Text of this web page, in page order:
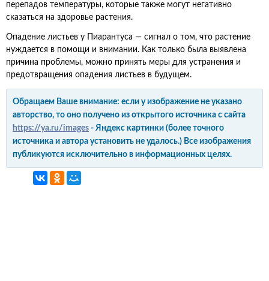
перепадов температуры, которые также могут негативно
сказаться на здоровье растения.
Опадение листьев у Пиарантуса — сигнал о том, что растение
нуждается в помощи и внимании. Как только была выявлена
причина проблемы, можно принять меры для устранения и
предотвращения опадения листьев в будущем.
Обращаем Ваше внимание: если у изображение не указано
авторство, то оно получено из открытого источника с сайта
https://ya.ru/images - Яндекс картинки (более точного
источника и автора установить не удалось.) Все изображения
публикуются исключительно в информационных целях.